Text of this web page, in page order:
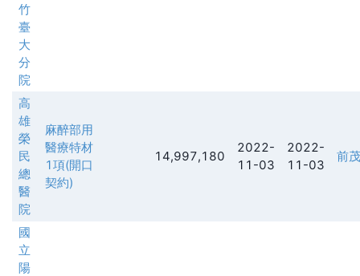
竹
臺
大
分
院
高
雄
榮
民
總
醫
院
麻醉部用
醫療特材
1項(開口
契約)
14,997,180
2022-
11-03
2022-
11-03
前
國
立
陽